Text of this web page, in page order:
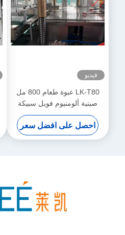
فيديو
LK-T80 عبوة طعام 800 مل
صينية ألومنيوم فويل سبيكة
8011 آلة صنع أطباق يمكن
التخلص منها
احصل على افضل سعر